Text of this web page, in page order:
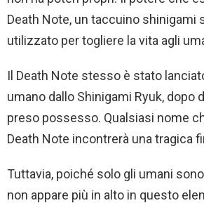
Death Note, un taccuino shinigami
utilizzato per togliere la vita agli
Il Death Note stesso è stato
umano dallo Shinigami Ryuk, dopo
preso possesso. Qualsiasi nome
Death Note incontrerà una tragica
Tuttavia, poiché solo gli umani
non appare più in alto in questo